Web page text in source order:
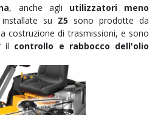
, anche agli utilizzatori meno
su Z5 sono prodotte da
costruzione di trasmissioni, e sono
il controllo e rabbocco dell'olio